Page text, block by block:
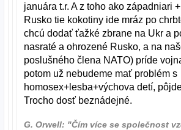
januára t.r. A z toho ako západniari
Rusko tie kokotiny ide mráz po
chcú dodať ťažké zbrane na Ukr a
nasraté a ohrozené Rusko, a na
poslušného člena NATO) príde
potom už nebudeme mať problém s
homosex+lesba+výchova detí,
Trocho dosť beznádejné.
G. Orwell: "Čím více se společnost